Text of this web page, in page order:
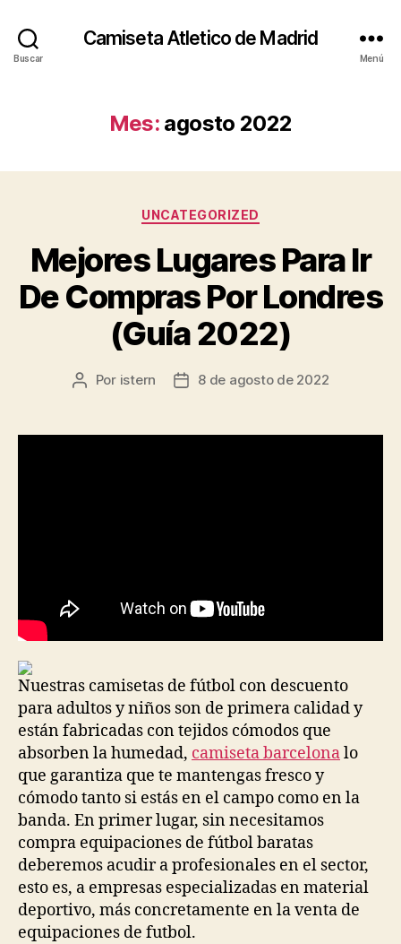
Buscar
Camiseta Atletico de Madrid
Menú
Mes: agosto 2022
Categorías
UNCATEGORIZED
Mejores Lugares Para Ir
De Compras Por Londres
(Guía 2022)
Autor
entrada
Por istern
Fecha
entrada
8 de agosto de 2022
Nuestras camisetas de fútbol con descuento
para adultos y niños son de primera calidad y
están fabricadas con tejidos cómodos que
absorben la humedad, camiseta barcelonalo
que garantiza que te mantengas fresco y
cómodo tanto si estás en el campo como en la
banda. En primer lugar, sin necesitamos
compra equipaciones de fútbol baratas
deberemos acudir a profesionales en el sector,
esto es, a empresas especializadas en material
deportivo, más concretamente en la venta de
equipaciones de futbol.